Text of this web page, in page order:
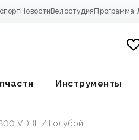
Новости Велостудия Программа
Инструменты
VDBL / Голубой